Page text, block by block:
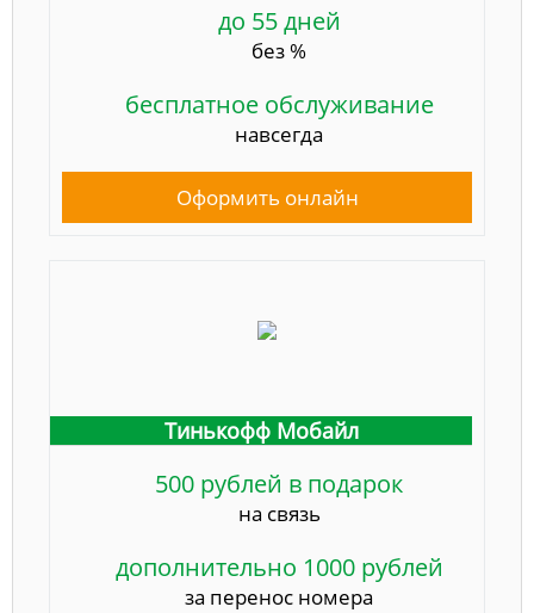
до 55 дней
без %
бесплатное обслуживание
навсегда
Оформить онлайн
Тинькофф Мобайл
500 рублей в подарок
на связь
дополнительно 1000 рублей
за перенос номера